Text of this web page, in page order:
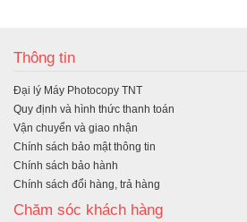
Thông tin
Đại lý Máy Photocopy TNT
Quy định và hình thức thanh toán
Vận chuyển và giao nhận
Chính sách bảo mật thông tin
Chính sách bảo hành
Chính sách đổi hàng, trả hàng
Chăm sóc khách hàng